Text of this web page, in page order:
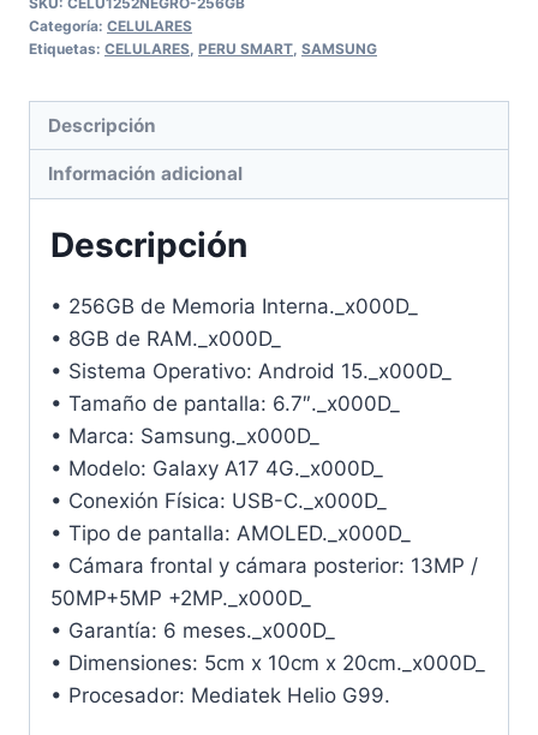
Categoría: CELULARES
Etiquetas: CELULARES PERU SMART SAMSUNG
Descripción
Información adicional
Descripción
• 256GB de Memoria Interna._x000D_
• 8GB de RAM._x000D_
• Sistema Operativo: Android 15._x000D_
• Tamaño de pantalla: 6.7″._x000D_
• Marca: Samsung._x000D_
• Modelo: Galaxy A17 4G._x000D_
• Conexión Física: USB-C._x000D_
• Tipo de pantalla: AMOLED._x000D_
• Cámara frontal y cámara posterior: 13MP /
50MP+5MP +2MP._x000D_
• Garantía: 6 meses._x000D_
• Dimensiones: 5cm x 10cm x 20cm._x000D_
• Procesador: Mediatek Helio G99.